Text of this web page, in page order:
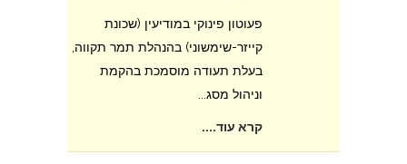
פעוטון פינוקי במודיעין (שכונת
קייזר-שימשוני) בהנהלת תמר תקווה,
בעלת תעודה מוסמכת בהקמת
וניהול מסג...
קרא עוד....